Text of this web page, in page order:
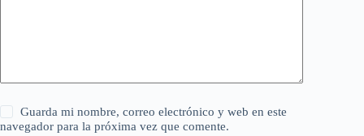
Guarda mi nombre, correo electrónico y web en este
navegador para la próxima vez que comente.